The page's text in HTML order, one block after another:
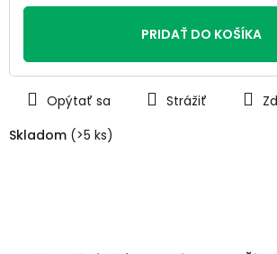
Skladom (>5 ks)
Jednotková
PRIDAŤ DO KOŠÍKA
Opýtať sa Strážiť